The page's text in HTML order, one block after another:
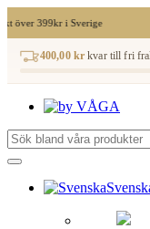
över 399kr i Sverige
400,00 kr kvar till fri